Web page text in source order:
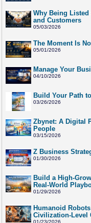
Why Being
and Customers
05/03/2026
The Moment Is
05/01/2026
Manage Your
04/10/2026
Build Your Path
03/26/2026
Zbynet: A Digital
People
03/15/2026
Z Business
01/30/2026
Build a High-
Real-World
01/29/2026
Humanoid
Civilization-Level
01/23/2026